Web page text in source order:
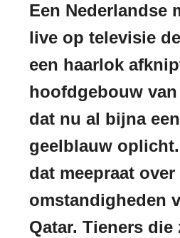
Een Nederlandse
live op televisie
een haarlok
hoofdgebouw
dat nu al bijna
geelblauw
dat meepraat over
omstandigheden
Qatar. Tieners die